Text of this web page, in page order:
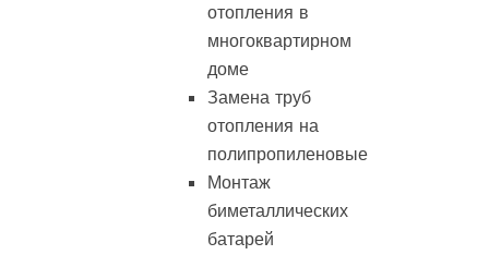
отопления в
многоквартирном
доме
Замена труб
отопления на
полипропиленовые
Монтаж
биметаллических
батарей